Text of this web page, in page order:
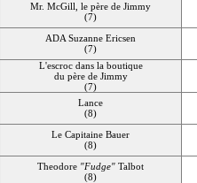
Mr. McGill, le père de Jimmy
(7)
ADA Suzanne Ericsen
(7)
L'escroc dans la boutique
du père de Jimmy
(7)
Lance
(8)
Le Capitaine Bauer
(8)
Theodore "Fudge" Talbot
(8)